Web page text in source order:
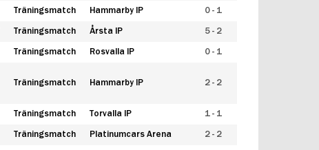
Träningsmatch Hammarby IP 0 - 1
Träningsmatch Årsta IP 5 - 2
Träningsmatch Rosvalla IP 0 - 1
Träningsmatch Hammarby IP 2 - 2
Träningsmatch Torvalla IP 1 - 1
Träningsmatch Platinumcars Arena 2 - 2